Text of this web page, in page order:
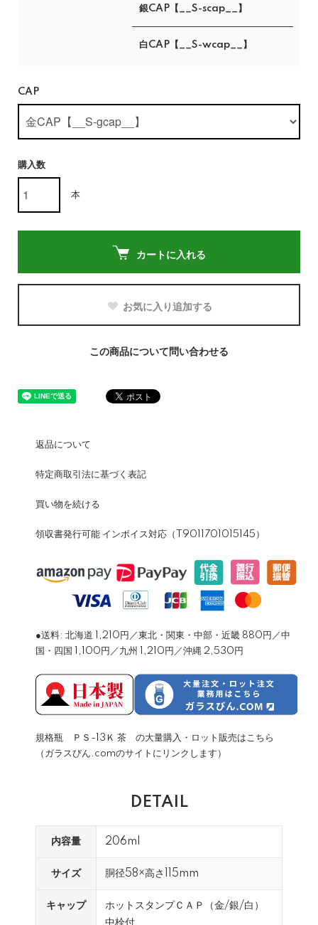
銀CAP【__S-scap__】
白CAP【__S-wcap__】
CAP
購入数
本
カートに入れる
お気に入り追加する
この商品について問い合わせる
返品について
特定商取引法に基づく表記
買い物を続ける
領収書発行可能 インボイス対応（T9011701015145）
●送料: 北海道 1,210円／東北・関東・中部・近畿 880円／中
国・四国 1,100円／九州 1,210円／沖縄 2,530円
規格瓶 ＰＳ-13Ｋ 茶 の大量購入・ロット販売はこちら
（ガラスびん.comのサイトにリンクします）
DETAIL
内容量 206ml
サイズ 胴径58×高さ115mm
キャップ
ホットスタンプＣＡＰ（金/銀/白）